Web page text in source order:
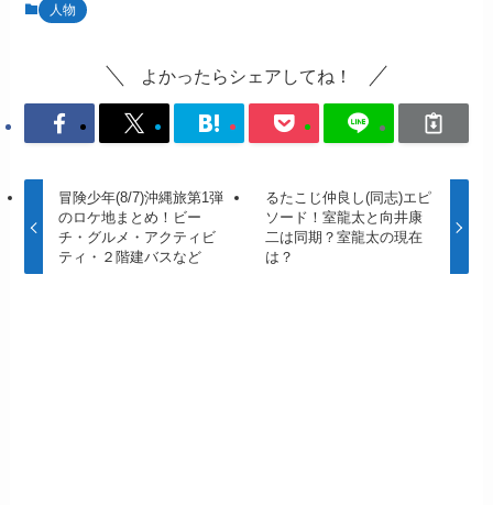
人物
よかったらシェアしてね！
冒険少年(8/7)沖縄旅第1弾
のロケ地まとめ！ビー
チ・グルメ・アクティビ
ティ・２階建バスなど
るたこじ仲良し(同志)エピ
ソード！室龍太と向井康
二は同期？室龍太の現在
は？